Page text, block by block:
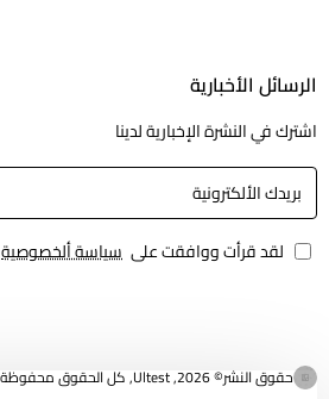
الرسائل الأخبارية
اشترك في النشرة الإخبارية لدينا
بريدك
الألكترونية
لقد قرأت ووافقت على سياسة ألخصوصية
حقوق النشر© 2026, Ultest, كل الحقوق محفوظة